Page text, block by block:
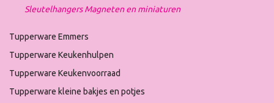
Sleutelhangers Magneten en miniaturen
Tupperware Emmers
Tupperware Keukenhulpen
Tupperware Keukenvoorraad
Tupperware kleine bakjes en potjes